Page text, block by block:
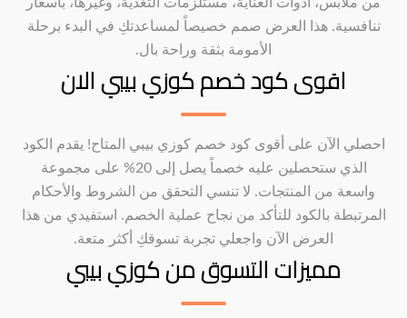
تنافسية. هذا العرض صمم خصيصاً لمساعدتكِ في البدء برحلة
الأمومة بثقة وراحة بال.
اقوى كود خصم كوزي بيبي الان
احصلي الآن على أقوى كود خصم كوزي بيبي المتاح! يقدم الكود
الذي ستحصلين عليه خصماً يصل إلى 20% على مجموعة
واسعة من المنتجات. لا تنسي التحقق من الشروط والأحكام
المرتبطة بالكود للتأكد من نجاح عملية الخصم. استفيدي من هذا
العرض الآن واجعلي تجربة تسوقكِ أكثر متعة.
مميزات التسوق من كوزي بيبي